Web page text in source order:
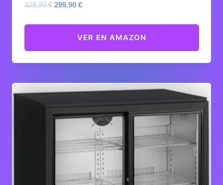
329,90€ El
329,90 €.
299,90 €El
es:
299,90 €.
VER EN AMAZON